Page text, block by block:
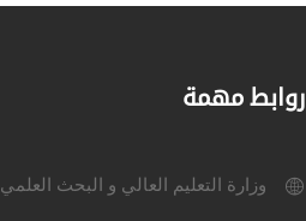
روابط مهمة
وزارة التعليم العالي و البحث العلمي